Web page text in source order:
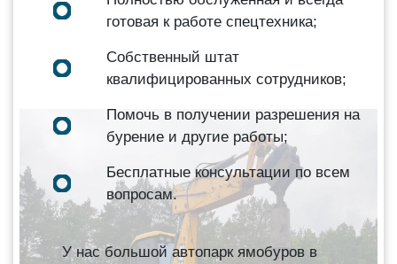
готовая к работе спецтехника;
Собственный штат
квалифицированных сотрудников;
Помочь в получении разрешения на
бурение и другие работы;
Бесплатные консультации по всем
вопросам.
У нас большой автопарк ямобуров в